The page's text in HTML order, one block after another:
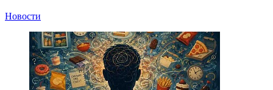
Новости